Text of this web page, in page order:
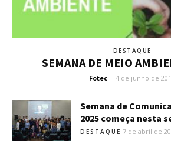
DESTAQUE
SEMANA DE MEIO
Fotec - 4 de junho de
Semana de
2025 começa nesta
DESTAQUE 7 de abril de